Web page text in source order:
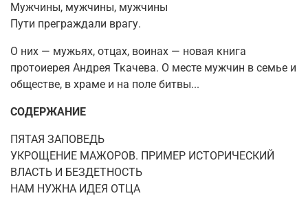
Мужчины, мужчины, мужчины
Пути преграждали врагу.
О них — мужьях, отцах, воинах — новая книга
протоиерея Андрея Ткачева. О месте мужчин в семье и
обществе, в храме и на поле битвы...
СОДЕРЖАНИЕ
ПЯТАЯ ЗАПОВЕДЬ
УКРОЩЕНИЕ МАЖОРОВ. ПРИМЕР ИСТОРИЧЕСКИЙ
ВЛАСТЬ И БЕЗДЕТНОСТЬ
НАМ НУЖНА ИДЕЯ ОТЦА